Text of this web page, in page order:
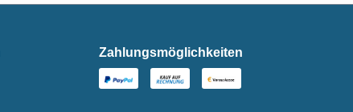
Zahlungsmöglichkeiten